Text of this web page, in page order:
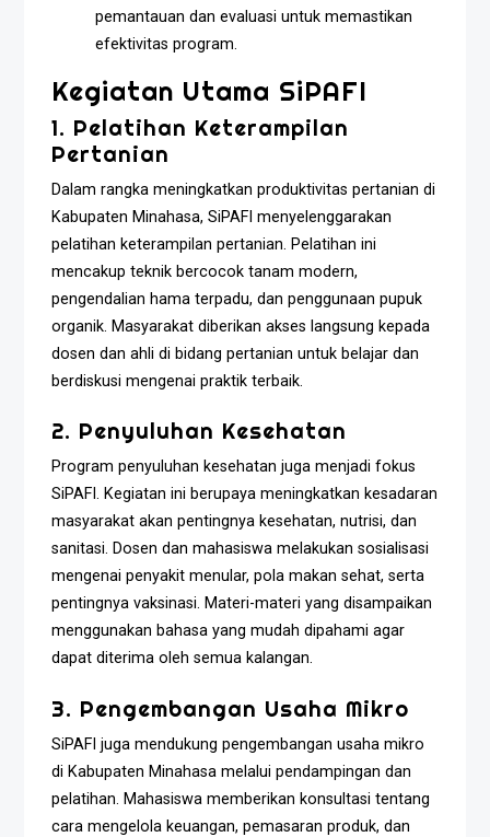
pemantauan dan evaluasi untuk memastikan
efektivitas program.
Kegiatan Utama SiPAFI
1. Pelatihan Keterampilan
Pertanian
Dalam rangka meningkatkan produktivitas pertanian di
Kabupaten Minahasa, SiPAFI menyelenggarakan
pelatihan keterampilan pertanian. Pelatihan ini
mencakup teknik bercocok tanam modern,
pengendalian hama terpadu, dan penggunaan pupuk
organik. Masyarakat diberikan akses langsung kepada
dosen dan ahli di bidang pertanian untuk belajar dan
berdiskusi mengenai praktik terbaik.
2. Penyuluhan Kesehatan
Program penyuluhan kesehatan juga menjadi fokus
SiPAFI. Kegiatan ini berupaya meningkatkan kesadaran
masyarakat akan pentingnya kesehatan, nutrisi, dan
sanitasi. Dosen dan mahasiswa melakukan sosialisasi
mengenai penyakit menular, pola makan sehat, serta
pentingnya vaksinasi. Materi-materi yang disampaikan
menggunakan bahasa yang mudah dipahami agar
dapat diterima oleh semua kalangan.
3. Pengembangan Usaha Mikro
SiPAFI juga mendukung pengembangan usaha mikro
di Kabupaten Minahasa melalui pendampingan dan
pelatihan. Mahasiswa memberikan konsultasi tentang
cara mengelola keuangan, pemasaran produk, dan